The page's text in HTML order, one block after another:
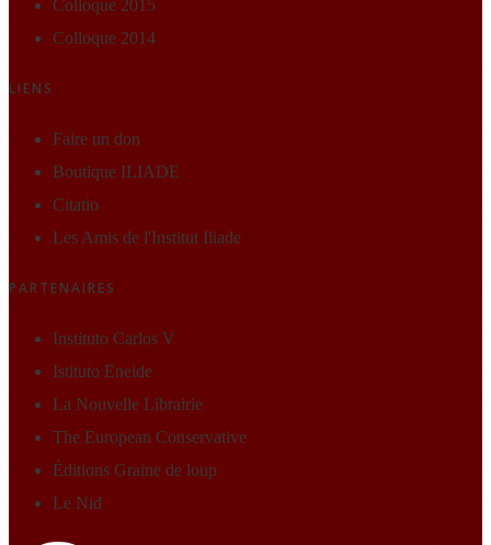
Colloque 2015
Colloque 2014
LIENS
Faire un don
Boutique ILIADE
Citatio
Les Amis de l'Institut Iliade
PARTENAIRES
Instituto Carlos V
Istituto Eneide
La Nouvelle Librairie
The European Conservative
Éditions Graine de loup
Le Nid